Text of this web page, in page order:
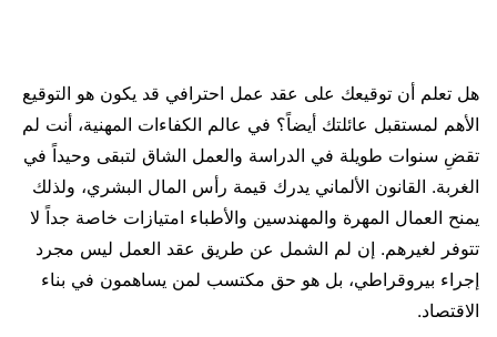
هل تعلم أن توقيعك على عقد عمل احترافي قد يكون هو التوقيع
الأهم لمستقبل عائلتك أيضاً؟ في عالم الكفاءات المهنية، أنت لم
تقضِ سنوات طويلة في الدراسة والعمل الشاق لتبقى وحيداً في
الغربة. القانون الألماني يدرك قيمة رأس المال البشري، ولذلك
يمنح العمال المهرة والمهندسين والأطباء امتيازات خاصة جداً لا
تتوفر لغيرهم. إن لم الشمل عن طريق عقد العمل ليس مجرد
إجراء بيروقراطي، بل هو حق مكتسب لمن يساهمون في بناء
الاقتصاد.